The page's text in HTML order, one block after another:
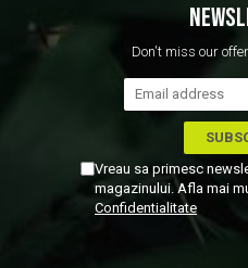
Don't miss our
Vreau sa primesc
magazinului. Afla mai
Confidentialitate